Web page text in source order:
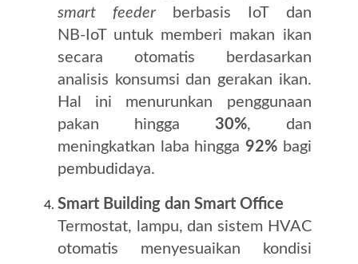
smart feeder berbasis IoT dan
NB‑IoT untuk memberi makan ikan
secara otomatis berdasarkan
analisis konsumsi dan gerakan ikan.
Hal ini menurunkan penggunaan
pakan hingga 30%, dan
meningkatkan laba hingga 92%bagi
pembudidaya.
Smart Building dan Smart Office
Termostat, lampu, dan sistem HVAC
otomatis menyesuaikan kondisi